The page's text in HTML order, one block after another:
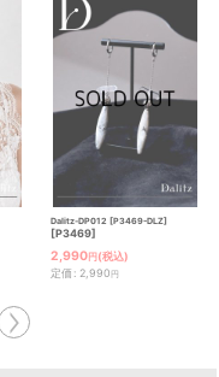
Dalitz-DP012 [P3469-DLZ]
[P3469]
2,990円 (税込)
定価 : 2,990円